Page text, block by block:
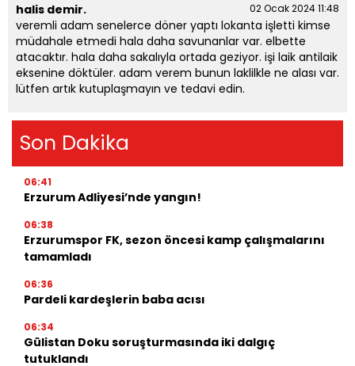
halis demir. 02 Ocak 2024 11:48
veremli adam senelerce döner yaptı lokanta işletti kimse
müdahale etmedi hala daha savunanlar var. elbette
atacaktır. hala daha sakalıyla ortada geziyor. işi laik antilaik
eksenine döktüler. adam verem bunun laklilkle ne alası var.
lütfen artık kutuplaşmayın ve tedavi edin.
Son Dakika
06:41
Erzurum Adliyesi’nde yangın!
06:38
Erzurumspor FK, sezon öncesi kamp çalışmalarını
tamamladı
06:36
Pardeli kardeşlerin baba acısı
06:34
Gülistan Doku soruşturmasında iki dalgıç
tutuklandı